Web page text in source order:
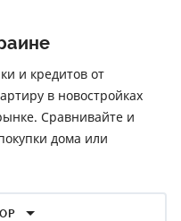
и кредитов от
в новостройках
Сравнивайте и
дома или